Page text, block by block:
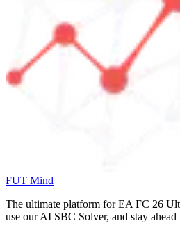
FUT Mind
The ultimate platform for EA FC 26
use our AI SBC Solver, and stay